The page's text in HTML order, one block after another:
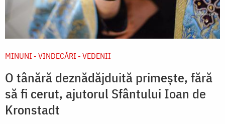
MINUNI - VINDECĂRI - VEDENII
O tânără deznădăjduită primește, fără
să fi cerut, ajutorul Sfântului Ioan de
Kronstadt